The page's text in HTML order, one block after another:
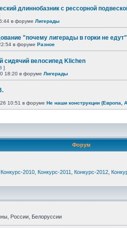
длиннобазник с рессорной
в форуме Лигерады
"почему лигерады в горки не
в форуме Разное
сидячий велосипед Klichen
]
18:20 в форуме Лигерады
10:51 в форуме Не наши конструкции (Европа,
Форум
Конкурс-2010 Конкурс-2011 Конкурс-2012
России, Белоруссии